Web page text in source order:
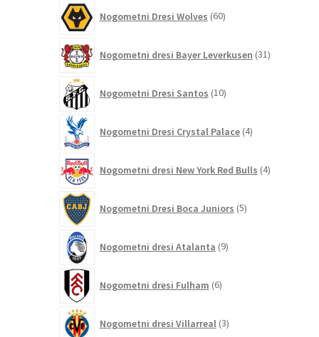
Nogometni Dresi Wolves 60izdelkov
Nogometni dresi Bayer Leverkusen 31izdelkov
Nogometni Dresi Santos 10izdelkov
Nogometni Dresi Crystal Palace 4izdelki
Nogometni dresi New York Red Bulls 4izdelki
Nogometni Dresi Boca Juniors 5izdelkov
Nogometni dresi Atalanta 9izdelkov
Nogometni dresi Fulham 6izdelkov
Nogometni dresi Villarreal 3izdelki